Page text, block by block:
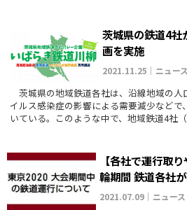
茨城県の鉄道4
画を実施
2021.11.25｜ニュース
茨城県の地域鉄道各社は、沿線地域の人
イルス感染症の影響による需要減少など
いている。このような中で、地域鉄道4社
【各社で運行取
輪期間 鉄道各社
2021.07.09｜ニュース